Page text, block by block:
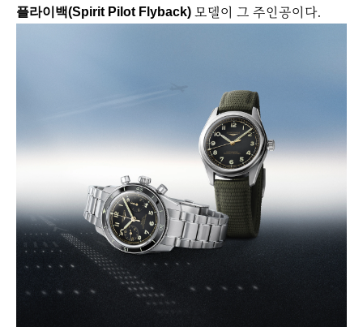
플라이백(Spirit Pilot Flyback) 모델이 그 주인공이다.